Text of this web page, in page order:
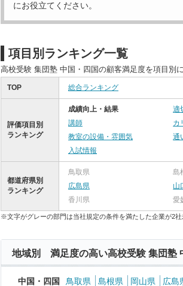
にお役立てください。
項目別ランキング一覧
高校受験 集団塾 中国・四国の顧客満足度を項目別
TOP 総合ランキング
評価項目別
ランキング
成績向上・結果 適
講師
カ
教室の設備・雰囲気
通
入試情報
都道府県別
ランキング
鳥取県 島
広島県
山
香川県
愛
※文字がグレーの部門は当社規定の条件を満たした企業が2社
地域別 満足度の高い高校受験 集団塾
中国・四国 鳥取県 島根県 岡山県 広島